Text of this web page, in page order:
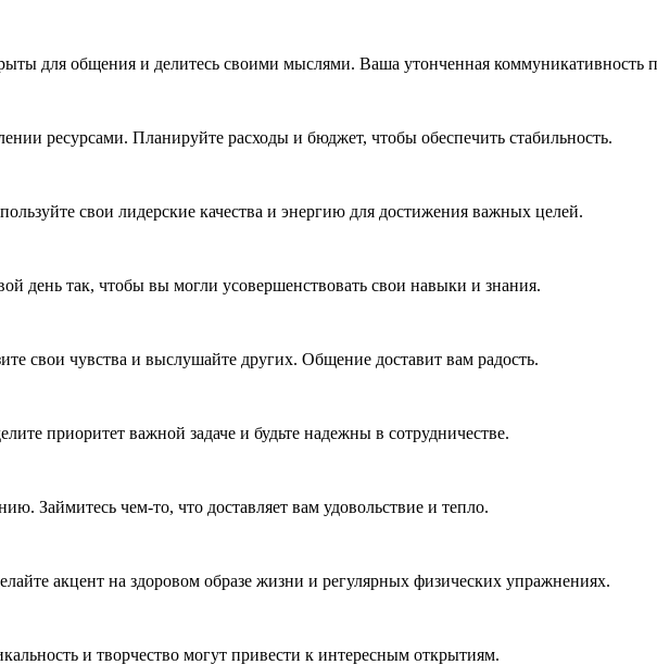
для общения и делитесь своими мыслями. Ваша утонченная коммуникативность
ресурсами. Планируйте расходы и бюджет, чтобы обеспечить стабильность.
свои лидерские качества и энергию для достижения важных целей.
день так, чтобы вы могли усовершенствовать свои навыки и знания.
свои чувства и выслушайте других. Общение доставит вам радость.
приоритет важной задаче и будьте надежны в сотрудничестве.
Займитесь чем-то, что доставляет вам удовольствие и тепло.
акцент на здоровом образе жизни и регулярных физических упражнениях.
и творчество могут привести к интересным открытиям.